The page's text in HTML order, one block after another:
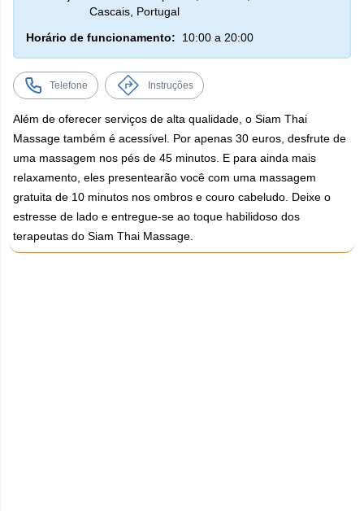
Cascais, Portugal
Horário de funcionamento:
10:00 a 20:00
Telefone Instruções
Além de oferecer serviços de alta qualidade, o Siam Thai
Massage também é acessível. Por apenas 30 euros, desfrute de
uma massagem nos pés de 45 minutos. E para ainda mais
relaxamento, eles presentearão você com uma massagem
gratuita de 10 minutos nos ombros e couro cabeludo. Deixe o
estresse de lado e entregue-se ao toque habilidoso dos
terapeutas do Siam Thai Massage.